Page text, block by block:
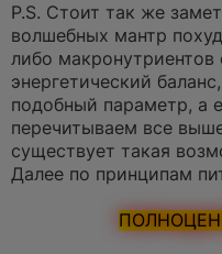
P.S. Стоит так же
волшебных мантр
либо
энергетический
подобный параметр, а
перечитываем все
существует такая
Далее по принципам